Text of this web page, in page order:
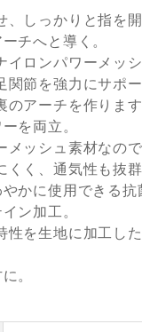
しっかりと指を開
チへと導く。
イロンパワーメッ
節を強力にサポー
のアーチを作ります
を両立。
メッシュ素材なの
く、通気性も抜群
かに使用できる抗
ン加工。
性を生地に加工し
。